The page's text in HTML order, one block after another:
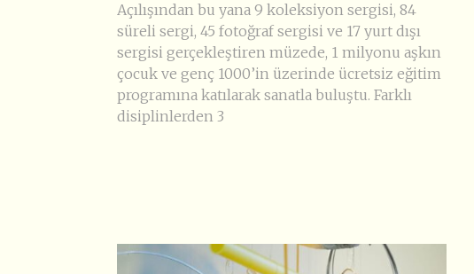
Açılışından bu yana 9 koleksiyon sergisi, 84
süreli sergi, 45 fotoğraf sergisi ve 17 yurt dışı
sergisi gerçekleştiren müzede, 1 milyonu aşkın
çocuk ve genç 1000’in üzerinde ücretsiz eğitim
programına katılarak sanatla buluştu. Farklı
disiplinlerden 3